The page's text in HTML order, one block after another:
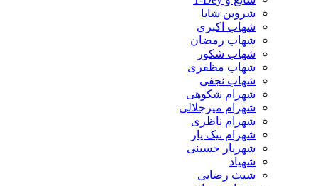
شروین شایا
شهاب اکبری
شهاب رمضان
شهاب شکور
شهاب مظفری
شهاب نجفی
شهرام شکوهی
شهرام میرجلالی
شهرام ناظری
شهرام نیک یار
شهریار حسینی
شهیاد
شیث رضایی